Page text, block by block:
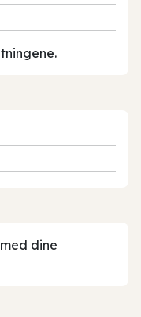
dine